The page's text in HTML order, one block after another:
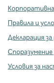
Правила и
Декларация
Споразумение
Условия за